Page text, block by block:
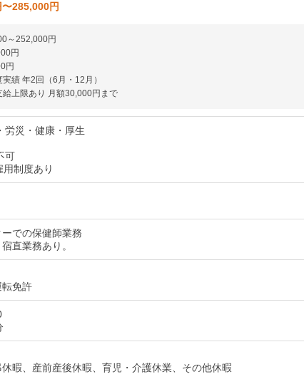
285,000円
～252,000円
円
円
績 年2回（6月・12月）
給上限あり 月額30,000円まで
労災・健康・厚生
可
制度あり
での保健師業務
直業務あり。
免許
暇、産前産後休暇、育児・介護休業、その他休暇